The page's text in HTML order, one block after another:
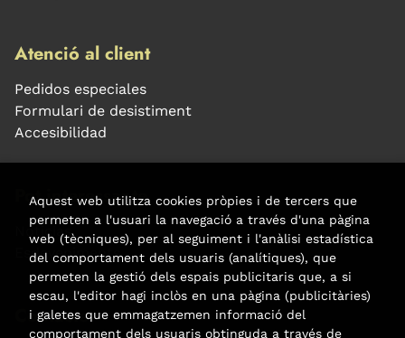
Atenció al client
Pedidos especiales
Formulari de desistiment
Accesibilidad
Pot interessar-te
Noticias
Esdeveniments
Contacte
Aquest web utilitza cookies pròpies i de tercers que
permeten a l'usuari la navegació a través d'una pàgina
web (tècniques), per al seguiment i l'anàlisi estadística
del comportament dels usuaris (analítiques), que
permeten la gestió dels espais publicitaris que, a si
escau, l'editor hagi inclòs en una pàgina (publicitàries)
i galetes que emmagatzemen informació del
comportament dels usuaris obtinguda a través de